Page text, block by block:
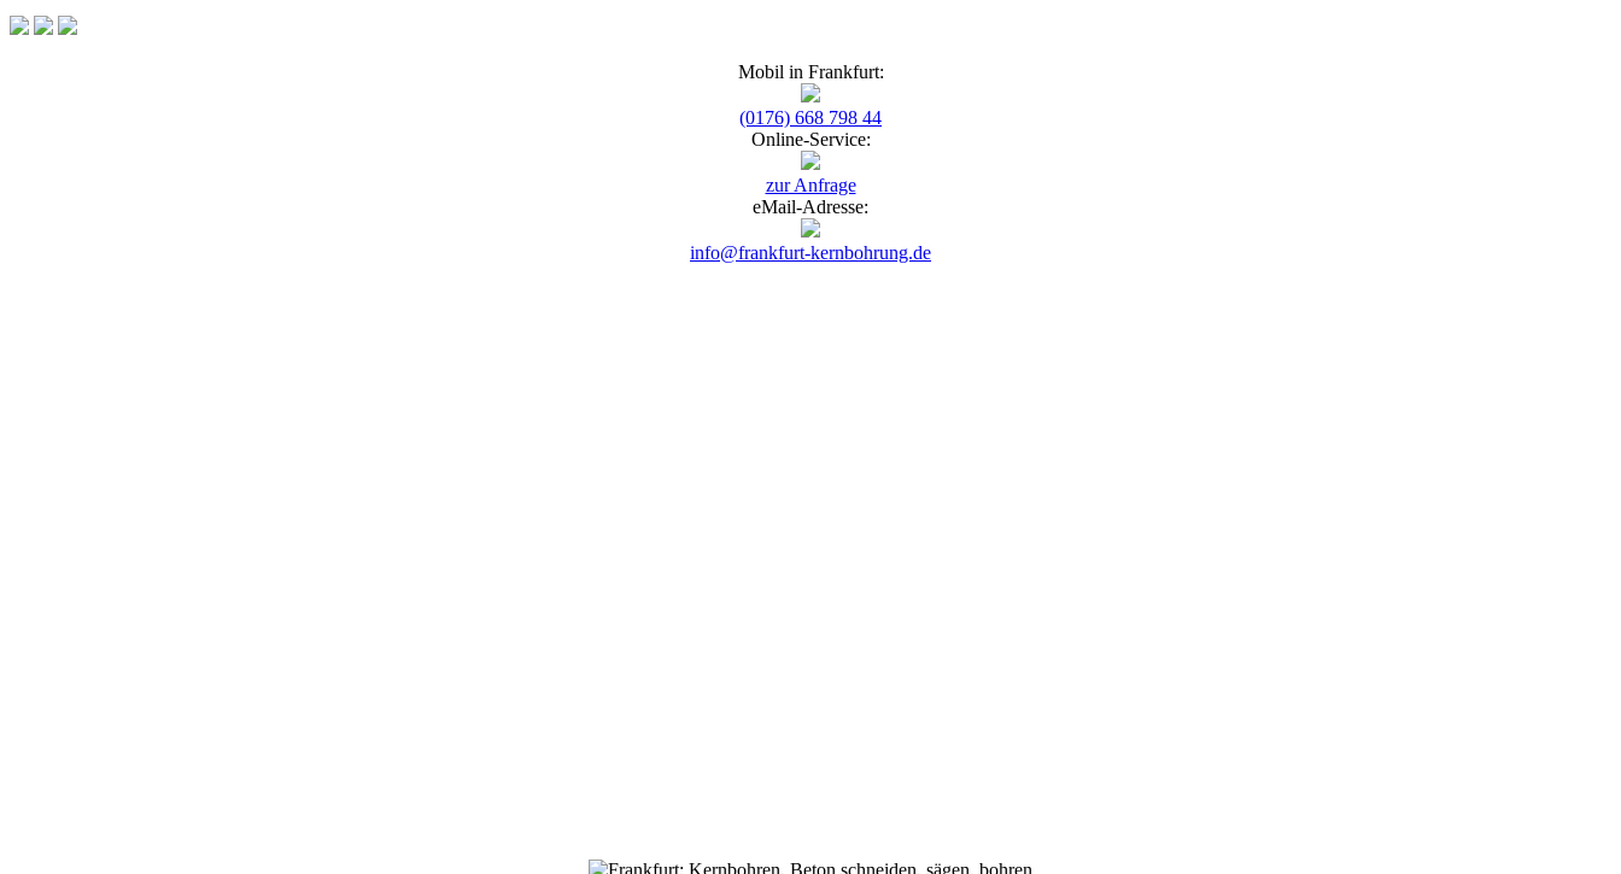
Mobil in Frankfurt:
(0176) 668 798 44
Online-Service:
zur Anfrage
eMail-Adresse:
info@frankfurt-kernbohrung.de